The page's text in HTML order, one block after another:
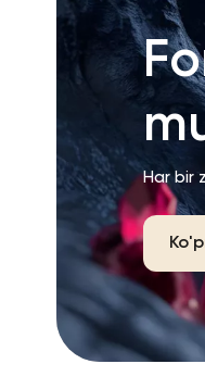
Har bir